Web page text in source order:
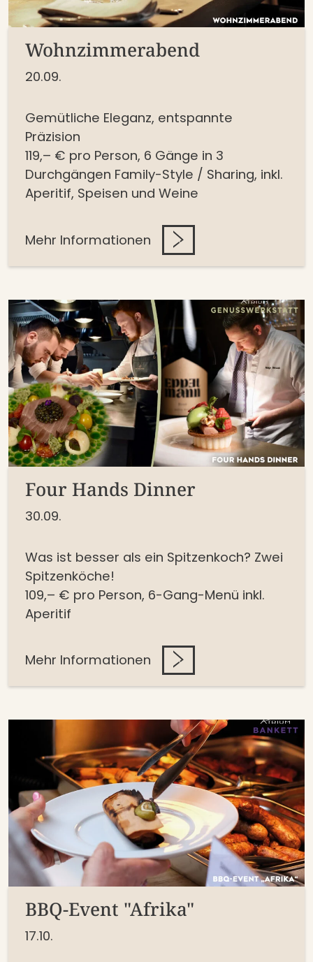
Wohnzimmerabend
20.09.
Gemütliche Eleganz, entspannte
Präzision
119,– € pro Person, 6 Gänge in 3
Durchgängen Family-Style / Sharing, inkl.
Aperitif, Speisen und Weine
Mehr Informationen
Four Hands Dinner
30.09.
Was ist besser als ein Spitzenkoch? Zwei
Spitzenköche!
109,– € pro Person, 6-Gang-Menü inkl.
Aperitif
Mehr Informationen
BBQ-Event "Afrika"
17.10.